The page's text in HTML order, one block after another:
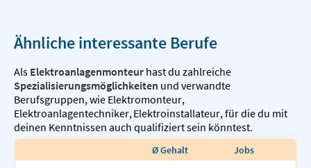
Ähnliche interessante Berufe
Als Elektroanlagenmonteur hast du zahlreiche
Spezialisierungsmöglichkeiten und verwandte
Berufsgruppen, wie Elektromonteur,
Elektroanlagentechniker,Elektroinstallateur,für die du mit
deinen Kenntnissen auch qualifiziert sein könntest.
Ø Gehalt
Jobs